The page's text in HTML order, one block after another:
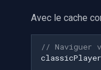
Avec le cache
// Naviguer
classicPlayer